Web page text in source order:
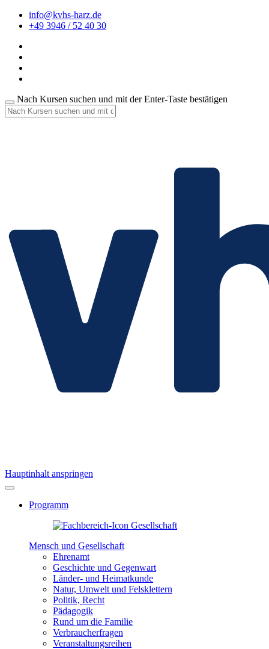
info@kvhs-harz.de
+49 3946 / 52 40 30
Nach Kursen suchen und mit der Enter-Taste bestätigen
Hauptinhalt anspringen
Programm
Mensch und Gesellschaft
Ehrenamt
Geschichte und Gegenwart
Länder- und Heimatkunde
Natur, Umwelt und Felsklettern
Politik, Recht
Pädagogik
Rund um die Familie
Verbraucherfragen
Veranstaltungsreihen